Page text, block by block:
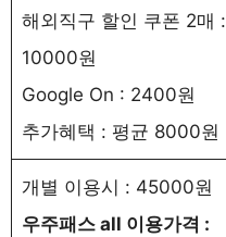
해외직구 할인 쿠폰 2매 :
10000원
Google On : 2400원
추가혜택 : 평균 8000원
개별 이용시 : 45000원
우주패스 all 이용가격 :